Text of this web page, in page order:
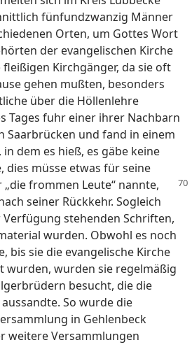
fünfundzwanzig Männer
Orten, um Gottes Wort
der evangelischen Kirche
Kirchgänger, da sie oft
gehen mußten, besonders
über die Höllenlehre
Tages fuhr einer ihrer Nachbarn
Saarbrücken und fand in einem
dem es hieß, es gäbe keine
dies müsse etwas für seine
„die frommen Leute“ nannte,
seiner Rückkehr. Sogleich
stehenden Schriften,
wurden. Obwohl es noch
bis sie die evangelische Kirche
wurden, wurden sie regelmäßig
besucht, die die
So wurde die
in Gehlenbeck
weitere Versammlungen